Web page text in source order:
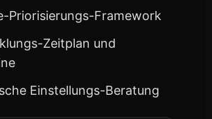
Priorisierungs-Framework
Zeitplan und
Einstellungs-Beratung